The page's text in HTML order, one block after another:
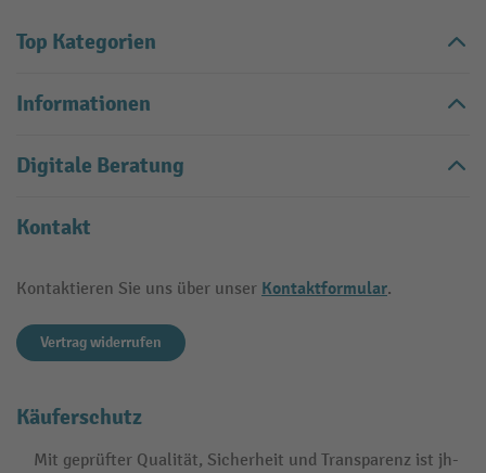
Top Kategorien
Informationen
Digitale Beratung
Kontakt
Kontaktieren Sie uns über unser Kontaktformular.
Vertrag widerrufen
Käuferschutz
Mit geprüfter Qualität, Sicherheit und Transparenz ist jh-